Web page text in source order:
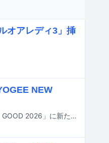
オアレディ3」挿
NEW
9月20、21日に長野・八ヶ岳農業大学校で開催される音楽イベント「FIELDS SO GOOD 2026」に新たな出演アーティストが追加された。